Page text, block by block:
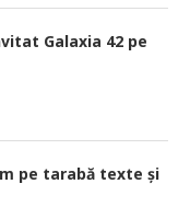
Galaxia 42 pe
pe tarabă texte și